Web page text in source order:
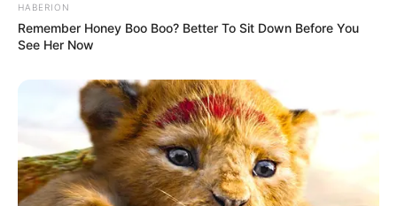
TAGS FILM FILM BARAT
SINOPSIS SPIDER MAN: FAR FROM HOME
HABERION
Remember Honey Boo Boo? Better To Sit Down Before You
See Her Now